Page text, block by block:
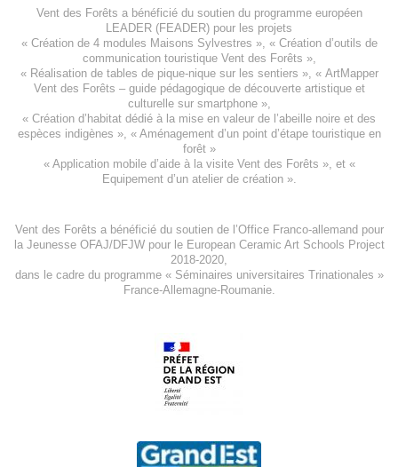
Vent des Forêts a bénéficié du soutien du programme européen
LEADER (FEADER) pour les projets
« Création de 4 modules Maisons Sylvestres », « Création d’outils de
communication touristique Vent des Forêts »,
« Réalisation de tables de pique-nique sur les sentiers », « ArtMapper
Vent des Forêts – guide pédagogique de découverte artistique et
culturelle sur smartphone »,
« Création d’habitat dédié à la mise en valeur de l’abeille noire et des
espèces indigènes », « Aménagement d’un point d’étape touristique en
forêt»
« Application mobile d’aide à la visite Vent des Forêts », et «
Equipement d’un atelier de création».
Vent des Forêts a bénéficié du soutien de l’Office Franco-allemand pour
la Jeunesse OFAJ/DFJWpour leEuropean Ceramic Art Schools Project
2018-2020
dans le cadre du programme « Séminaires universitaires Trinationales »
France-Allemagne-Roumanie.